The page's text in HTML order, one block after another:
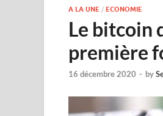
A LA UNE / ECONOMIE
Le bitcoin
première
16 décembre 2020 - by